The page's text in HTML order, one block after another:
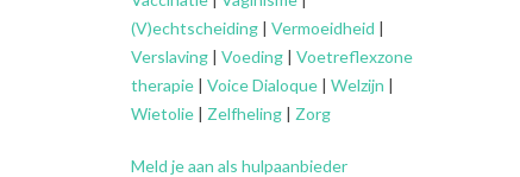
(V)echtscheiding | Vermoeidheid |
Verslaving | Voeding | Voetreflexzone
therapie | Voice Dialoque | Welzijn |
Wietolie | Zelfheling | Zorg
Meld je aan als hulpaanbieder